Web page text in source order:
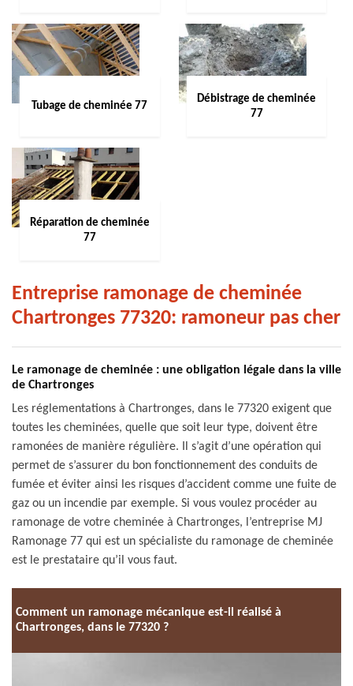
Tubage de cheminée 77
Débistrage de cheminée
77
Réparation de cheminée
77
Entreprise ramonage de cheminée
Chartronges 77320: ramoneur pas cher
Le ramonage de cheminée : une obligation légale dans la ville
de Chartronges
Les réglementations à Chartronges, dans le 77320 exigent que
toutes les cheminées, quelle que soit leur type, doivent être
ramonées de manière régulière. Il s’agit d’une opération qui
permet de s’assurer du bon fonctionnement des conduits de
fumée et éviter ainsi les risques d’accident comme une fuite de
gaz ou un incendie par exemple. Si vous voulez procéder au
ramonage de votre cheminée à Chartronges, l’entreprise MJ
Ramonage 77 qui est un spécialiste du ramonage de cheminée
est le prestataire qu’il vous faut.
Comment un ramonage mécanique est-il réalisé à
Chartronges, dans le 77320 ?